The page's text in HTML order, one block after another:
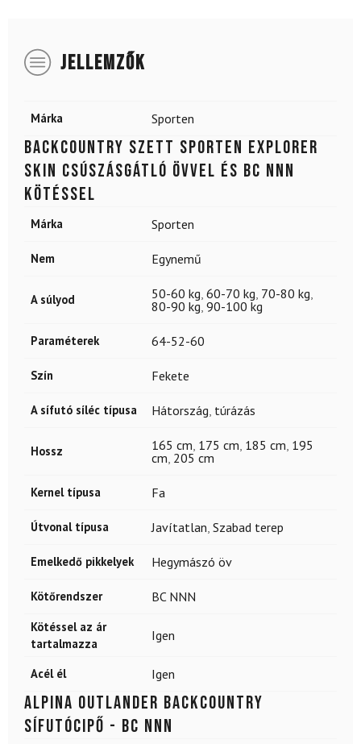
JELLEMZŐK
Márka Sporten
Backcountry szett SPORTEN Explorer
SKIN csúszásgátló övvel és BC NNN
kötéssel
Márka Sporten
Nem Egynemű
A súlyod 50-60 kg 60-70 kg 70-80 kg
80-90 kg 90-100 kg
Paraméterek 64-52-60
Szín Fekete
A sífutó síléc típusa Hátország túrázás
Hossz 165 cm 175 cm 185 cm 195
cm 205 cm
Kernel típusa Fa
Útvonal típusa Javítatlan Szabad terep
Emelkedő pikkelyek Hegymászó öv
Kötőrendszer BC NNN
Kötéssel az ár
tartalmazza
Igen
Acél él Igen
ALPINA Outlander backcountry
sífutócipő - BC NNN